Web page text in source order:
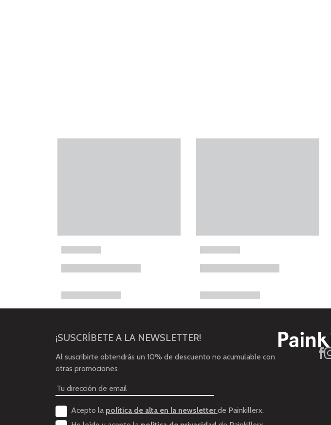
¡SUSCRÍBETE A LA NEWSLETTER!
Al suscribirte obtendrás un 10% de descuento no acumulable con
otras promociones
Acepto la política de alta en la newsletterde Painkillerx.